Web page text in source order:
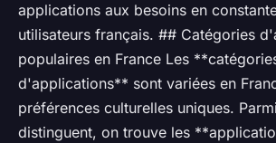
applications aux besoins en
utilisateurs français. ## Catégories
populaires en France Les
d'applications** sont variées en
préférences culturelles uniques.
distinguent, on trouve les